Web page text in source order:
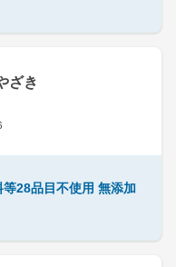
ざき
28品目不使用 無添加